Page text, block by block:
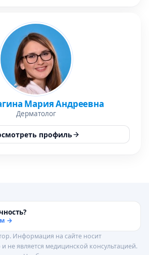
Мария Андреевна
Дерматолог
профиль
→
Информация на сайте носит
не является медицинской консультацией.